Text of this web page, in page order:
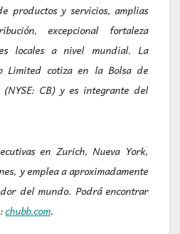
productos y servicios, amplias
excepcional fortaleza
locales a nivel mundial. La
Limited cotiza en la Bolsa de
CB) y es integrante del
en Zurich, Nueva York,
y emplea a aproximadamente
del mundo. Podrá encontrar
chubb.com.